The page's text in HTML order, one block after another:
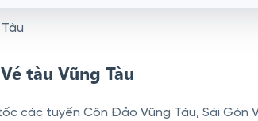
tàu Vũng Tàu
các tuyến Côn Đảo Vũng Tàu, Sài Gòn